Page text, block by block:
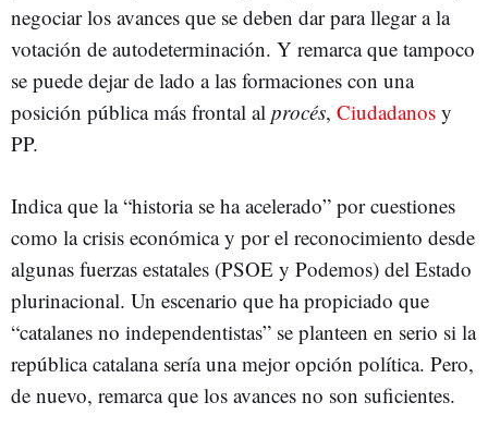
negociar los avances que se deben dar para llegar a la
votación de autodeterminación. Y remarca que tampoco
se puede dejar de lado a las formaciones con una
posición pública más frontal al procés, Ciudadanos y
PP.
Indica que la “historia se ha acelerado” por cuestiones
como la crisis económica y por el reconocimiento desde
algunas fuerzas estatales (PSOE y Podemos) del Estado
plurinacional. Un escenario que ha propiciado que
“catalanes no independentistas” se planteen en serio si la
república catalana sería una mejor opción política. Pero,
de nuevo, remarca que los avances no son suficientes.